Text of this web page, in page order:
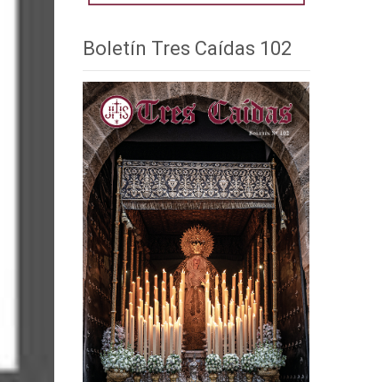
Boletín Tres Caídas 102